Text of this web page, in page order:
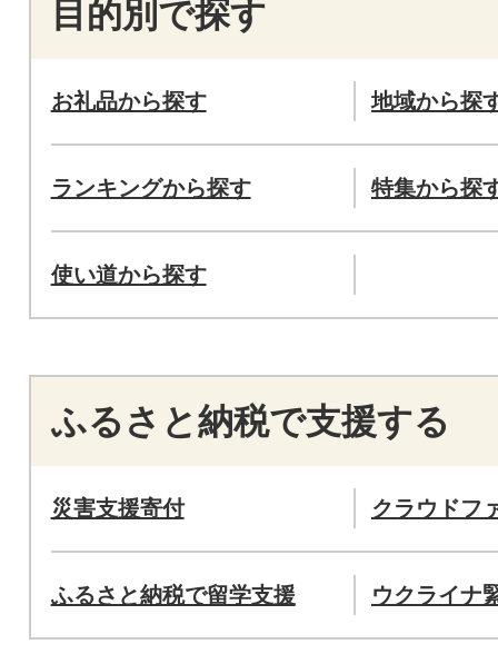
目的別で探す
お礼品から探す 地域から探
ランキングから探す 特集から探
使い道から探す
ふるさと納税で支援する
災害支援寄付 クラウドフ
ふるさと納税で留学支援 ウクライナ